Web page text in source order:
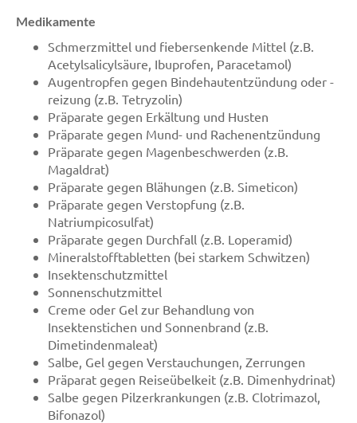
Medikamente
Schmerzmittel und fiebersenkende Mittel (z.B.
Acetylsalicylsäure, Ibuprofen, Paracetamol)
Augentropfen gegen Bindehautentzündung oder -
reizung (z.B. Tetryzolin)
Präparate gegen Erkältung und Husten
Präparate gegen Mund- und Rachenentzündung
Präparate gegen Magenbeschwerden (z.B.
Magaldrat)
Präparate gegen Blähungen (z.B. Simeticon)
Präparate gegen Verstopfung (z.B.
Natriumpicosulfat)
Präparate gegen Durchfall (z.B. Loperamid)
Mineralstofftabletten (bei starkem Schwitzen)
Insektenschutzmittel
Sonnenschutzmittel
Creme oder Gel zur Behandlung von
Insektenstichen und Sonnenbrand (z.B.
Dimetindenmaleat)
Salbe, Gel gegen Verstauchungen, Zerrungen
Präparat gegen Reiseübelkeit (z.B. Dimenhydrinat)
Salbe gegen Pilzerkrankungen (z.B. Clotrimazol,
Bifonazol)